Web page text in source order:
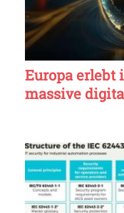
Europa erlebt
massive